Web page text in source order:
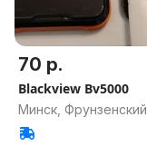
70 р.
Blackview Bv5000
Минск, Фрунзенский